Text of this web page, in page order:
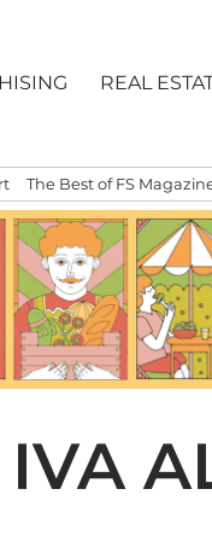
REAL
The Best of FS